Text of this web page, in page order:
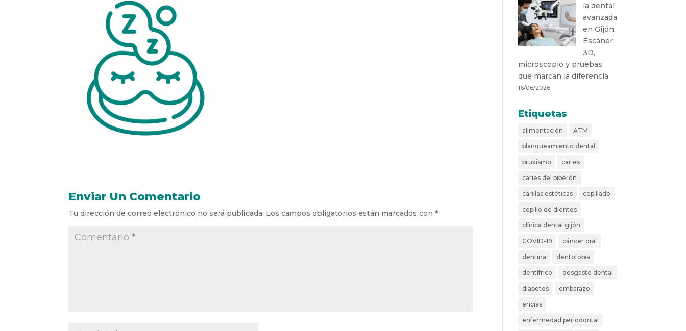
Enviar Un Comentario
Tu dirección de correo electrónico no será publicada. Los campos obligatorios están marcados con*
ía dental
avanzada
en Gijón:
Escáner
3D,
microscopio y pruebas
que marcan la diferencia
16/06/2026
Etiquetas
alimentación ATM
blanqueamiento dental
bruxismo caries
caries del biberón
carillas estéticas cepillado
cepillo de dientes
clínica dental gijón
COVID-19 cáncer oral
dentina dentofobia
dentífrico desgaste dental
diabetes embarazo
encías
enfermedad periodontal